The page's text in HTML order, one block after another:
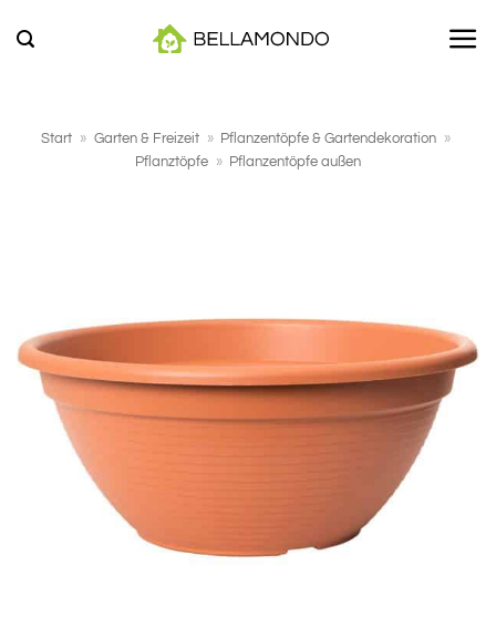
Inhalt
Start » Garten & Freizeit » Pflanzentöpfe & Gartendekoration »
Pflanztöpfe
» Pflanzentöpfe außen